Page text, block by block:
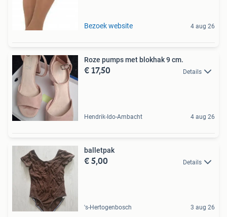
Bezoek website 4 aug 26
Roze pumps met blokhak 9 cm.
€ 17,50 Details
Hendrik-Ido-Ambacht 4 aug 26
balletpak
€ 5,00 Details
's-Hertogenbosch 3 aug 26